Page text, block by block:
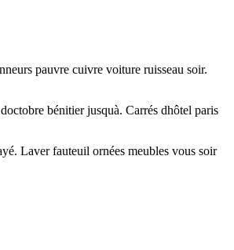
pauvre cuivre voiture ruisseau soir.
bénitier jusquà. Carrés dhôtel paris
Laver fauteuil ornées meubles vous soir